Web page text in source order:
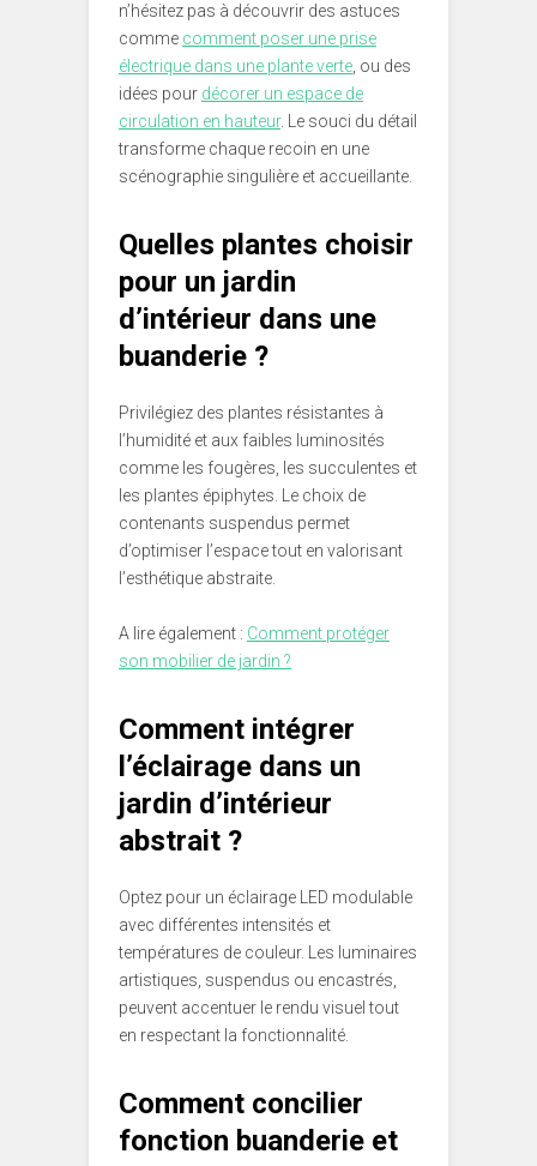
n’hésitez pas à découvrir des astuces
comme comment poser une prise
électrique dans une plante verte , ou des
idées pour décorer un espace de
circulation en hauteur. Le souci du détail
transforme chaque recoin en une
scénographie singulière et accueillante.
Quelles plantes choisir
pour un jardin
d’intérieur dans une
buanderie ?
Privilégiez des plantes résistantes à
l’humidité et aux faibles luminosités
comme les fougères, les succulentes et
les plantes épiphytes. Le choix de
contenants suspendus permet
d’optimiser l’espace tout en valorisant
l’esthétique abstraite.
A lire également : Comment protéger
son mobilier de jardin ?
Comment intégrer
l’éclairage dans un
jardin d’intérieur
abstrait ?
Optez pour un éclairage LED modulable
avec différentes intensités et
températures de couleur. Les luminaires
artistiques, suspendus ou encastrés,
peuvent accentuer le rendu visuel tout
en respectant la fonctionnalité.
Comment concilier
fonction buanderie et